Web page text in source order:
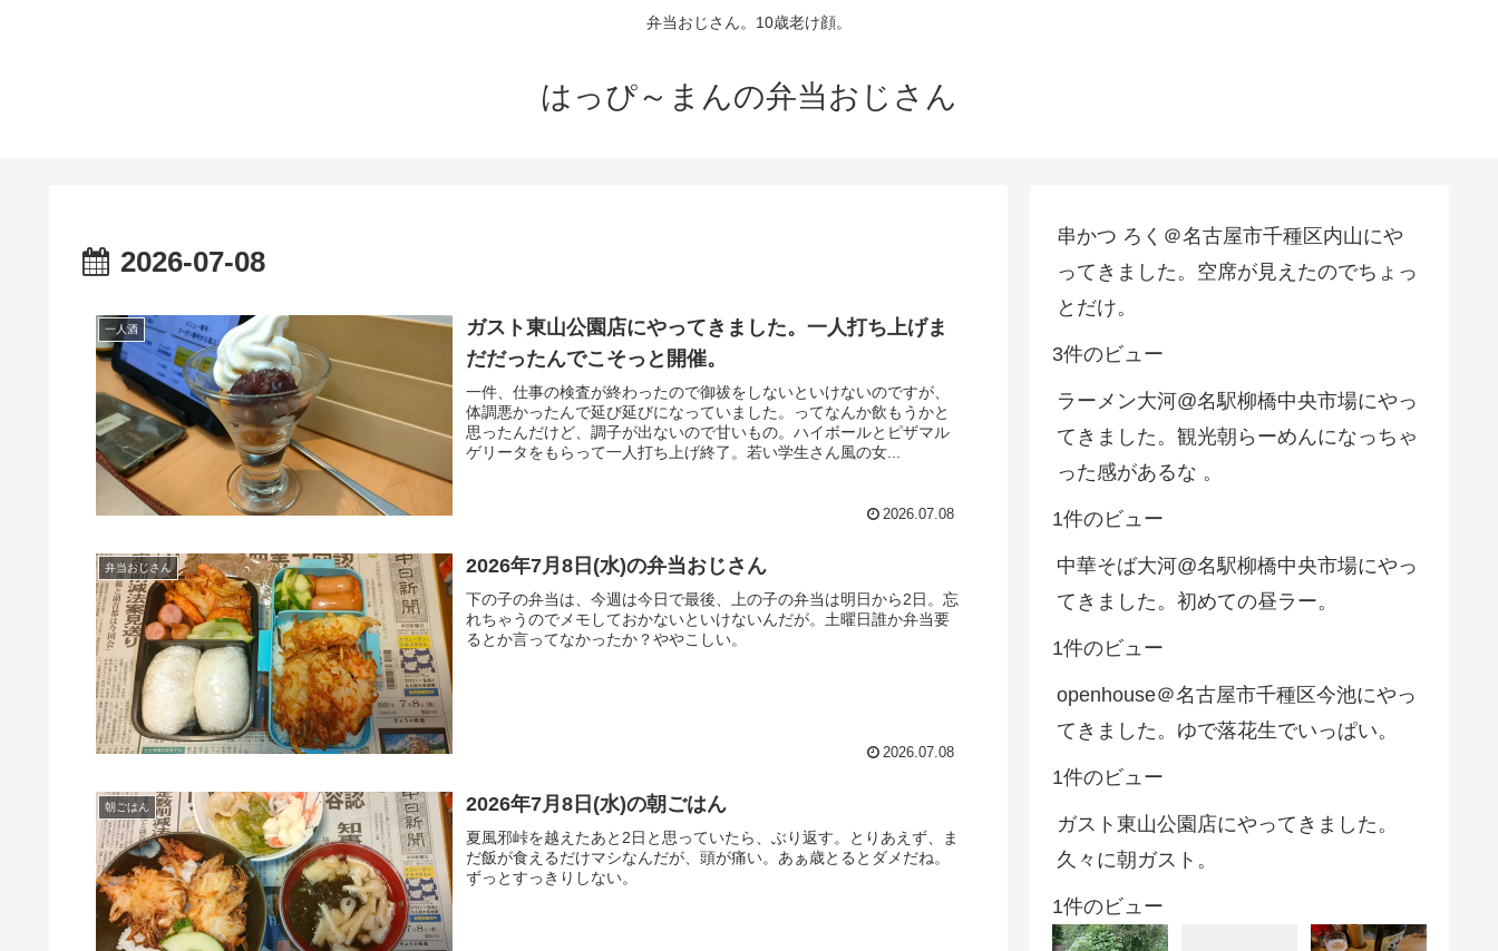
弁当おじさん。10歳老け顔。
はっぴ～まんの弁当おじさん
2026-07-08
一人酒
ガスト東山公園店にやってきました。一人打ち上げま
だだったんでこそっと開催。
一件、仕事の検査が終わったので御祓をしないといけないのですが、
体調悪かったんで延び延びになっていました。ってなんか飲もうかと
思ったんだけど、調子が出ないので甘いもの。ハイボールとピザマル
ゲリータをもらって一人打ち上げ終了。若い学生さん風の女...
2026.07.08
弁当おじさん 2026年7月8日(水)の弁当おじさん
下の子の弁当は、今週は今日で最後、上の子の弁当は明日から2日。忘
れちゃうのでメモしておかないといけないんだが。土曜日誰か弁当要
るとか言ってなかったか？ややこしい。
2026.07.08
朝ごはん 2026年7月8日(水)の朝ごはん
夏風邪峠を越えたあと2日と思っていたら、ぶり返す。とりあえず、ま
だ飯が食えるだけマシなんだが、頭が痛い。あぁ歳とるとダメだね。
ずっとすっきりしない。
串かつ ろく＠名古屋市千種区内山にや
ってきました。空席が見えたのでちょっ
とだけ。
3件のビュー
ラーメン大河@名駅柳橋中央市場にやっ
てきました。観光朝らーめんになっちゃ
った感があるな 。
1件のビュー
中華そば大河@名駅柳橋中央市場にやっ
てきました。初めての昼ラー。
1件のビュー
openhouse＠名古屋市千種区今池にやっ
てきました。ゆで落花生でいっぱい。
1件のビュー
ガスト東山公園店にやってきました。
久々に朝ガスト。
1件のビュー